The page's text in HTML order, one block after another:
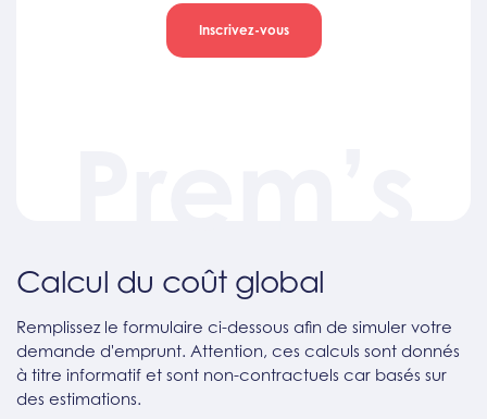
Inscrivez-vous
Calcul du coût global
Remplissez le formulaire ci-dessous afin de simuler votre
demande d'emprunt. Attention, ces calculs sont donnés
à titre informatif et sont non-contractuels car basés sur
des estimations.